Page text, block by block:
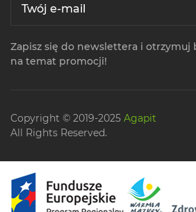
Zapisz się do newslettera i otrzymuj
na temat promocji!
Copyright © 2019-2025 Agapit
All Rights Reserved.